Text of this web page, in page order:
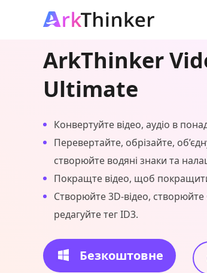
ArkThinker
Ultimate
Конвертуйте відео, аудіо в
Перевертайте, обрізайте,
створюйте водяні знаки та
Покращте відео, щоб покращити
Створюйте 3D-відео, створюйте
редагуйте тег ID3.
Безкоштовне